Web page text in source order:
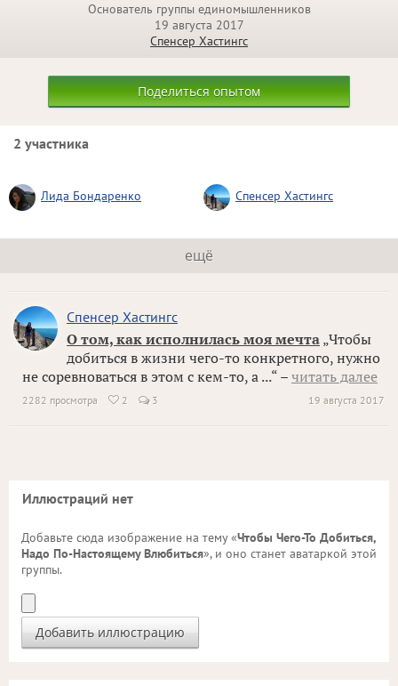
Основатель группы единомышленников
19 августа 2017
Спенсер Хастингс
Поделиться опытом
2 участника
Лида Бондаренко Спенсер Хастингс
ещё
Спенсер Хастингс
О том, как исполнилась моя мечта „Чтобы
добиться в жизни чего-то конкретного, нужно
не соревноваться в этом с кем-то, а ...“ – читать далее
19 августа 2017
2282 просмотра  2 3
Иллюстраций нет
Добавьте сюда изображение на тему «Чтобы Чего-То Добиться,
Надо По-Настоящему Влюбиться», и оно станет аватаркой этой
группы.